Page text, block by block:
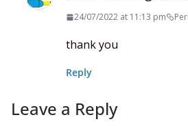
24/07/2022 at 11:13 pm
thank you
Reply
Leave a Reply